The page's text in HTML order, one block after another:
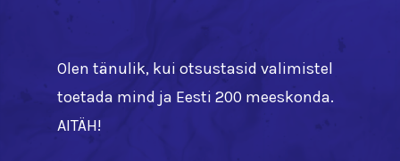
Olen tänulik, kui otsustasid valimistel
toetada mind ja Eesti 200 meeskonda.
AITÄH!